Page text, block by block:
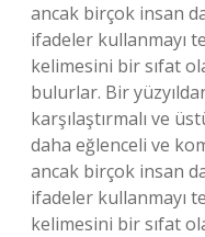
ancak birçok insan
ifadeler kullanmayı
kelimesini bir sıfat
bulurlar. Bir
karşılaştırmalı ve
daha eğlenceli ve
ancak birçok insan
ifadeler kullanmayı
kelimesini bir sıfat